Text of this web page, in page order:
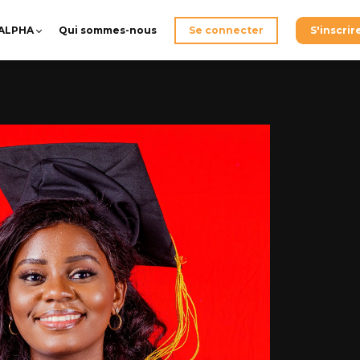
Qui sommes-nous Se connecter